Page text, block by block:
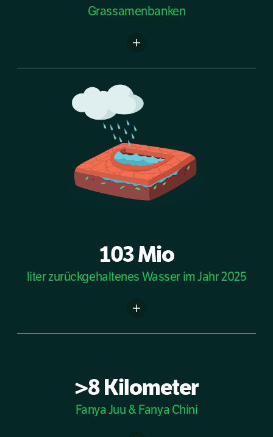
Grassamenbanken
103 Mio
liter zurückgehaltenes Wasser im Jahr 2025
>8 Kilometer
Fanya Juu & Fanya Chini